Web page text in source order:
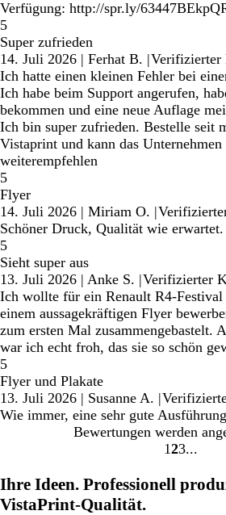
Verfügung: http://spr.ly/
5
Super zufrieden
14. Juli 2026 | Ferhat B. |Verifizierter
Ich hatte einen kleinen Fehler bei
Ich habe beim Support angerufen,
bekommen und eine neue Auflage
Ich bin super zufrieden. Bestelle seit
Vistaprint und kann das
weiterempfehlen
5
Flyer
14. Juli 2026 | Miriam O. |
Schöner Druck, Qualität wie
5
Sieht super aus
13. Juli 2026 | Anke S. |Verifizierter
Ich wollte für ein Renault R4-
einem aussagekräftigen Flyer
zum ersten Mal zusammengebastelt.
war ich echt froh, das sie so schön
5
Flyer und Plakate
13. Juli 2026 | Susanne A. |
Wie immer, eine sehr gute Ausführung
Bewertungen werden
Gehe
Seite
1 Gehe
Seite
2Gehe
Seite
3
Ihre Ideen. Professionell
VistaPrint-Qualität.